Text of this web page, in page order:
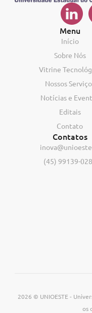
Menu
Início
Sobre Nós
Vitrine
Nossos
Notícias e
Editais
Contato
Contatos
(45) 99139-
2026 © UNIOESTE -
os